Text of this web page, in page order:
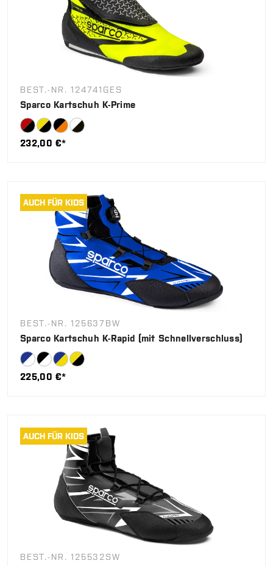
BEST.-NR. 124741GES
Sparco Kartschuh K-Prime
232,00 €*
AUCH FÜR KIDS
BEST.-NR. 125637BW
Sparco Kartschuh K-Rapid (mit Schnellverschluss)
225,00 €*
AUCH FÜR KIDS
BEST.-NR. 125532SW